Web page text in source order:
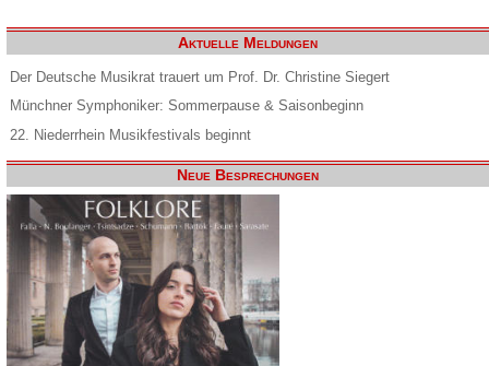
Aktuelle Meldungen
Der Deutsche Musikrat trauert um Prof. Dr. Christine Siegert
Münchner Symphoniker: Sommerpause & Saisonbeginn
22. Niederrhein Musikfestivals beginnt
Neue Besprechungen